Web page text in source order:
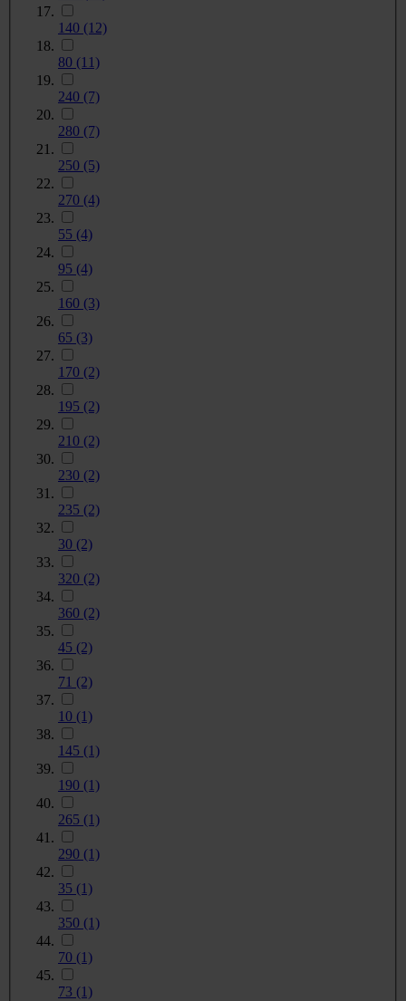
140 (12)
80 (11)
240 (7)
280 (7)
250 (5)
270 (4)
55 (4)
95 (4)
160 (3)
65 (3)
170 (2)
195 (2)
210 (2)
230 (2)
235 (2)
30 (2)
320 (2)
360 (2)
45 (2)
71 (2)
10 (1)
145 (1)
190 (1)
265 (1)
290 (1)
35 (1)
350 (1)
70 (1)
73 (1)